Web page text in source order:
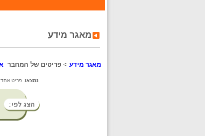
מאגר מידע
מאגר מידע > פריטים של המחבר
נמצאו: פריט אחד